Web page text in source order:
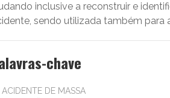
inclusive a reconstruir e
sendo utilizada também para
chave
ACIDENTE DE MASSA